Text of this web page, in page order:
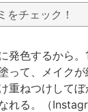
をチェック！
発色するから
って、メイク
重ねつけして
れる。（